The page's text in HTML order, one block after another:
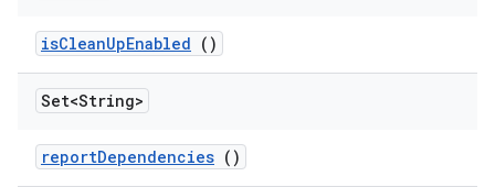
isCleanUpEnabled ()
Set<String>
reportDependencies ()